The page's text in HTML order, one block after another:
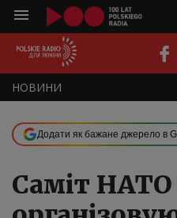
НOВИНИ
ПОДКАСТИ
Додати як бажане джерело в
Саміт НАТО